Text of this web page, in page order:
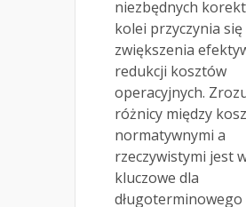
niezbędnych
kolei przyczynia się
zwiększenia
redukcji kosztów
operacyjnych.
różnicy między
normatywnymi a
rzeczywistymi jest
kluczowe dla
długoterminowego